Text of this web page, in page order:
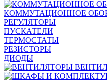
КОММУТАЦИОННОЕ
РЕГУЛЯТОРЫ
ПУСКАТЕЛИ
ТЕРМОСТАТЫ
РЕЗИСТОРЫ
ДИОДЫ